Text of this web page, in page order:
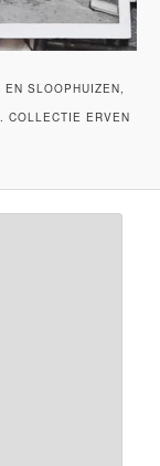
SLOOPHUIZEN,
COLLECTIE ERVEN